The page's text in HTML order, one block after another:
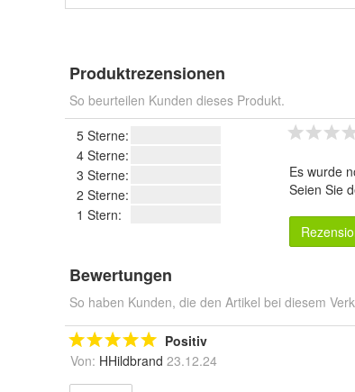
Produktrezensionen
So beurteilen Kunden dieses Produkt.
5 Sterne:
4 Sterne:
3 Sterne:
2 Sterne:
1 Stern:
Es wurde
Seien Sie
Bewertungen
So haben Kunden, die den Artikel bei diesem
Positiv
Von: HHildbrand 23.12.24